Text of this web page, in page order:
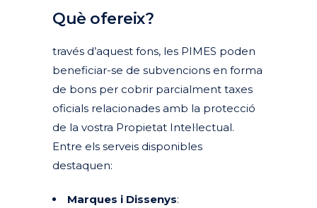
Què ofereix?
través d’aquest fons, les PIMES poden
beneficiar-se de subvencions en forma
de bons per cobrir parcialment taxes
oficials relacionades amb la protecció
de la vostra Propietat Intel·lectual.
Entre els serveis disponibles
destaquen:
Marques i Dissenys: